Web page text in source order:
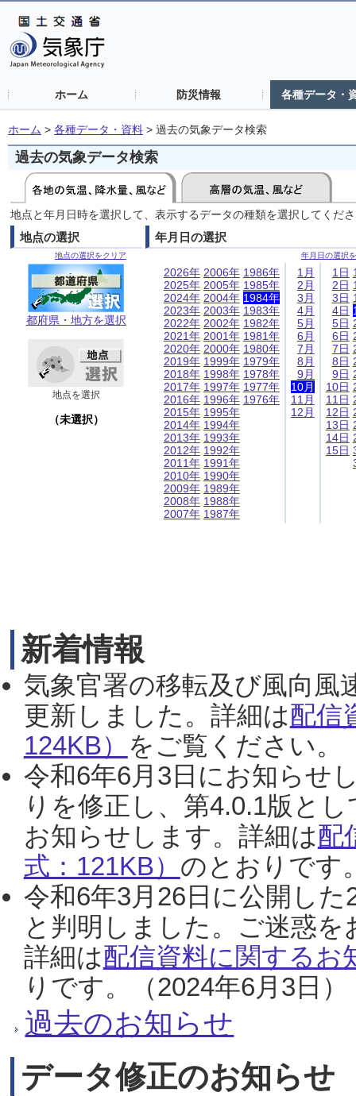
ホーム 防災情報 各種データ・
ホーム > 各種データ・資料 > 過去の気象データ検索
過去の気象データ検索
地点と年月日時を選択して、表示するデータの種類を選択してくだ
地点の選択
地点の選択をクリア
都府県・地方を選択
地点を選択
（未選択）
年月日の選択
年月日の選択
2026年
2025年
2024年
2023年
2022年
2021年
2020年
2019年
2018年
2017年
2016年
2015年
2014年
2013年
2012年
2011年
2010年
2009年
2008年
2007年
2006年
2005年
2004年
2003年
2002年
2001年
2000年
1999年
1998年
1997年
1996年
1995年
1994年
1993年
1992年
1991年
1990年
1989年
1988年
1987年
1986年
1985年
1984年
1983年
1982年
1981年
1980年
1979年
1978年
1977年
1976年
1月
2月
3月
4月
5月
6月
7月
8月
9月
10月
11月
12月
1日
2日
3日
4日
5日
6日
7日
8日
9日
10日
11日
12日
13日
14日
15日
新着情報
気象官署の移転及び風向風
更新しました。詳細は配信
124KB） をご覧ください。
令和6年6月3日にお知らせ
りを修正し、第4.0.1版と
お知らせします。詳細は配
式：121KB） のとおりです
令和6年3月26日に公開し
と判明しました。ご迷惑
詳細は配信資料に関するお
りです。（2024年6月3日）
過去のお知らせ
データ修正のお知らせ